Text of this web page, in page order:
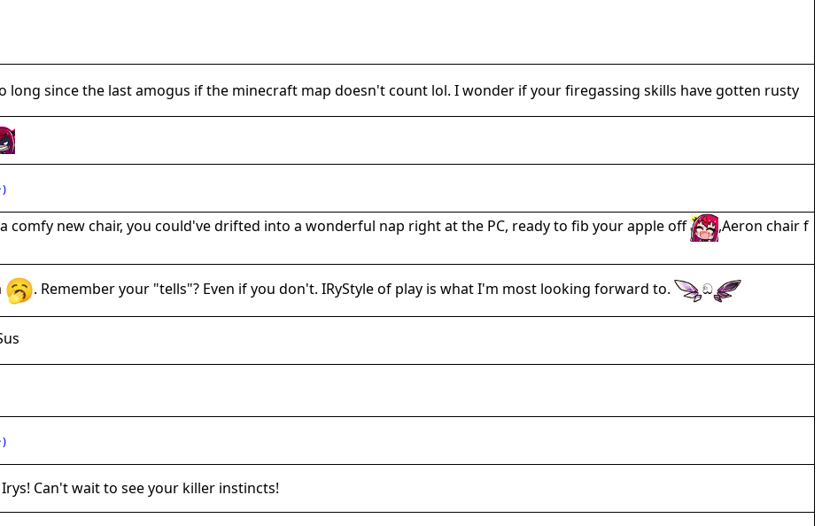
long since the last amogus if the minecraft map doesn't count lol. I wonder if your firegassing skills have gotten rusty
comfy new chair, you could've drifted into a wonderful nap right at the PC, ready to fib your apple off
,Aeron chair f
. Remember your "tells"? Even if you don't. IRyStyle of play is what I'm most looking forward to. ඞ
Can't wait to see your killer instincts!